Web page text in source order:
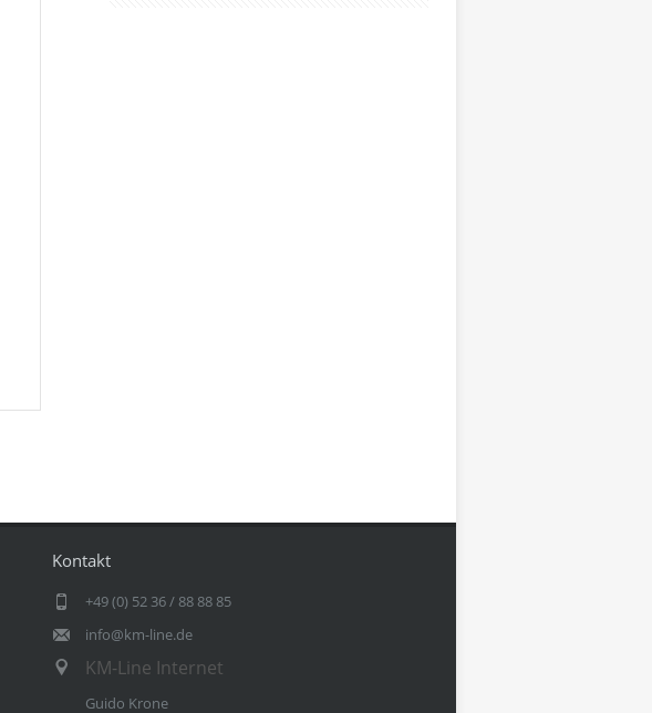
Kontakt
+49 (0) 52 36 / 88 88 85
info@km-line.de
KM-Line Internet
Guido Krone